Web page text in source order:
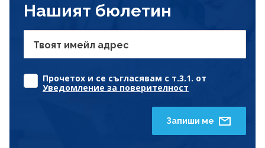
Нашият бюлетин
Твоят имейл адрес
Прочетох и се съгласявам с т.3.1. от
Уведомление за поверителност
Запиши ме